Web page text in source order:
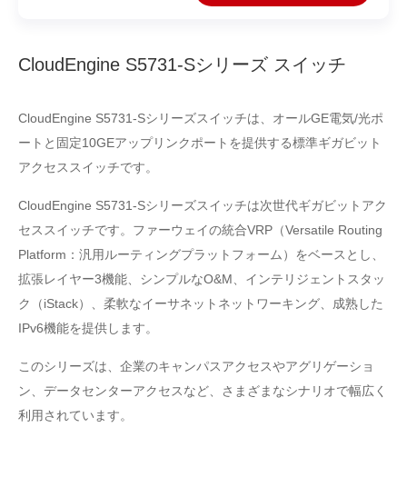
CloudEngine S5731-Sシリーズ スイッチ
CloudEngine S5731-Sシリーズスイッチは、オールGE電気/光ポ
ートと固定10GEアップリンクポートを提供する標準ギガビット
アクセススイッチです。
CloudEngine S5731-Sシリーズスイッチは次世代ギガビットアク
セススイッチです。ファーウェイの統合VRP（Versatile Routing
Platform：汎用ルーティングプラットフォーム）をベースとし、
拡張レイヤー3機能、シンプルなO&M、インテリジェントスタッ
ク（iStack）、柔軟なイーサネットネットワーキング、成熟した
IPv6機能を提供します。
このシリーズは、企業のキャンパスアクセスやアグリゲーショ
ン、データセンターアクセスなど、さまざまなシナリオで幅広く
利用されています。